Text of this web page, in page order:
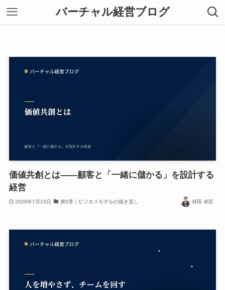
バーチャル経営ブログ
価値共創とは——顧客と「一緒に儲かる」を設計する
経営
2026年7月23日 第5章｜ビジネスモデルの描き直し 持田 卓臣